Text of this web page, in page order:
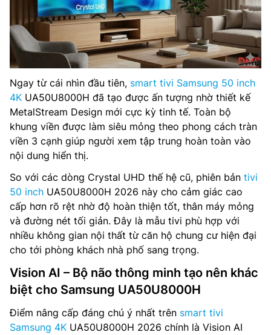
Ngay từ cái nhìn đầu tiên, smart tivi Samsung 50 inch
4K UA50U8000H đã tạo được ấn tượng nhờ thiết kế
MetalStream Design mới cực kỳ tinh tế. Toàn bộ
khung viền được làm siêu mỏng theo phong cách tràn
viền 3 cạnh giúp người xem tập trung hoàn toàn vào
nội dung hiển thị.
So với các dòng Crystal UHD thế hệ cũ, phiên bản tivi
50 inch UA50U8000H 2026 này cho cảm giác cao
cấp hơn rõ rệt nhờ độ hoàn thiện tốt, thân máy mỏng
và đường nét tối giản. Đây là mẫu tivi phù hợp với
nhiều không gian nội thất từ căn hộ chung cư hiện đại
cho tới phòng khách nhà phố sang trọng.
Vision AI – Bộ não thông minh tạo nên khác
biệt cho Samsung UA50U8000H
Điểm nâng cấp đáng chú ý nhất trên smart tivi
Samsung 4K UA50U8000H 2026 chính là Vision AI